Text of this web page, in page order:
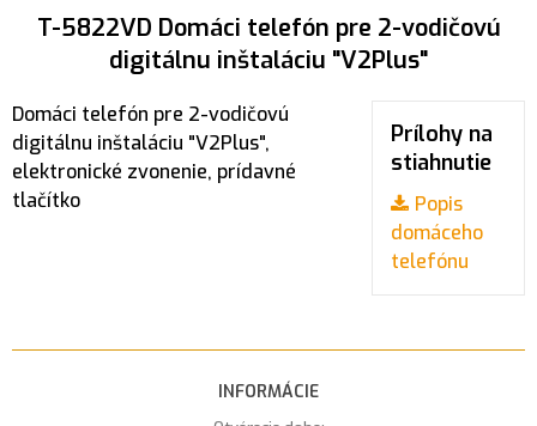
T-5822VD Domáci telefón pre 2-vodičovú
digitálnu inštaláciu "V2Plus"
Prílohy na
stiahnutie
Popis
domáceho
telefónu
Domáci telefón pre 2-vodičovú
digitálnu inštaláciu "V2Plus",
elektronické zvonenie, prídavné
tlačítko
INFORMÁCIE